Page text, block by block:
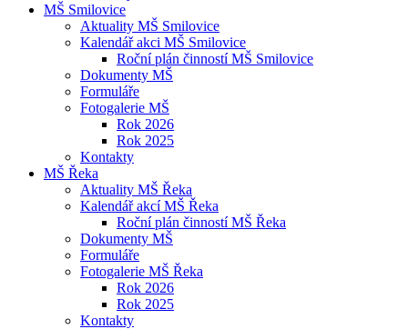
MŠ Smilovice
Aktuality MŠ Smilovice
Kalendář akci MŠ Smilovice
Roční plán činností MŠ Smilovice
Dokumenty MŠ
Formuláře
Fotogalerie MŠ
Rok 2026
Rok 2025
Kontakty
MŠ Řeka
Aktuality MŠ Řeka
Kalendář akcí MŠ Řeka
Roční plán činností MŠ Řeka
Dokumenty MŠ
Formuláře
Fotogalerie MŠ Řeka
Rok 2026
Rok 2025
Kontakty